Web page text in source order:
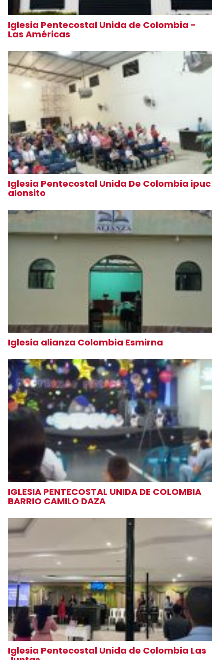
Iglesia Pentecostal Unida de Colombia -
Las Américas
Iglesia Pentecostal Unida De Colombia ipuc
alonsito
Iglesia alianza Colombia Esmirna
IGLESIA PENTECOSTAL UNIDA DE COLOMBIA
BARRIO CAMILO DAZA
Iglesia Pentecostal Unida de Colombia Las